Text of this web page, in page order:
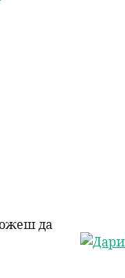
да